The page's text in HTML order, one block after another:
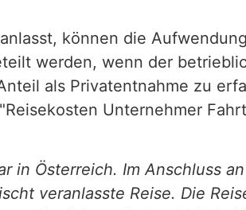
können die
werden, wenn der
als Privatentnahme zu
Unternehmer
in Österreich. Im Anschluss
veranlasste Reise. Die